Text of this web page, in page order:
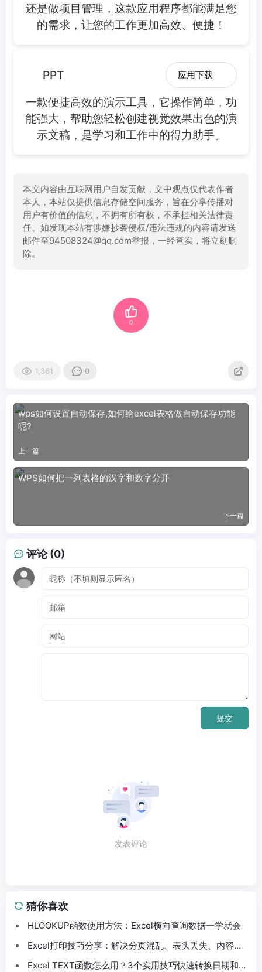
还是做项目管理，这款应用程序都能满足您
的需求，让您的工作更加高效、便捷！
PPT 应用下载
一款便捷高效的演示工具，它操作简单，功
能强大，帮助您轻松创建视觉效果出色的演
示文稿，是学习和工作中的得力助手。
本文内容由互联网用户自发贡献，文中观点仅代表作者
本人，本站仅提供信息存储空间服务，旨在分享传播对
用户有价值的信息，不拥有所有权，不承担相关法律责
任。如发现本站有涉嫌抄袭侵权/违法违规的内容请发送
邮件至94508324@qq.com举报，一经查实，将立刻删
除。
0
1,361 0
wps如何设置自动保存,如何给excel表格做自动保存功能
呢?
上一篇
WPS如何把一列表格的汉字和数字分开
下一篇
评论 (0)
提交
发表评论
猜你喜欢
HLOOKUP函数使用方法：Excel横向查询数据一学就会
Excel打印技巧分享：解决分页混乱、表头丢失、内容截
Excel TEXT函数怎么用？3个实用技巧快速转换日期和数